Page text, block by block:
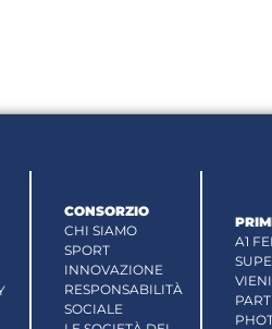
CONSORZIO
CHI SIAMO
SPORT
INNOVAZIONE
RESPONSABILITÀ
SOCIALE
A1